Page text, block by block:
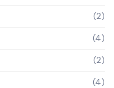
(2)
(4)
(2)
(4)